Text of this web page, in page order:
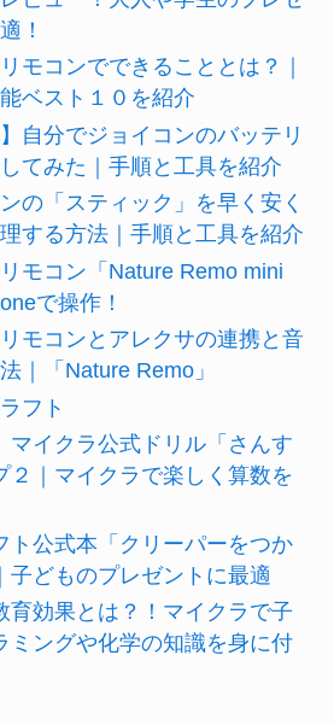
！
モコンでできることとは？｜
ベスト１０を紹介
】自分でジョイコンのバッテリ
てみた｜手順と工具を紹介
の「スティック」を早く安く
する方法｜手順と工具を紹介
モコン「Nature Remo mini
で操作！
モコンとアレクサの連携と音
｜「Nature Remo」
フト
マイクラ公式ドリル「さんす
２｜マイクラで楽しく算数を
ト公式本「クリーパーをつか
子どものプレゼントに最適
育効果とは？！マイクラで子
ミングや化学の知識を身に付